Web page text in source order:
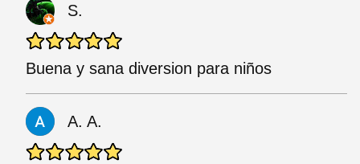
S.
Buena y sana diversion para niños
A. A.